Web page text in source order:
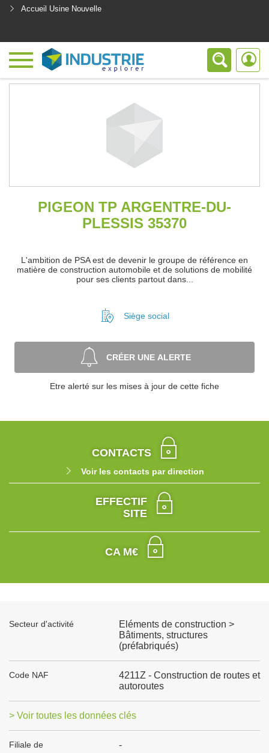
Accueil Usine Nouvelle
PIGEON TP ARGENTRE-DU-
PLESSIS 35370
L'ambition de PSA est de devenir le groupe de référence en
matière de construction automobile et de solutions de mobilité
pour ses clients partout dans...
Siège social
CRÉER UNE ALERTE
Etre alerté sur les mises à jour de cette fiche
CONTACTS
Voir les contacts par direction
EFFECTIF
SITE
CA M€
Secteur d'activité
Eléments de construction >
Bâtiments, structures
(préfabriqués)
Code NAF
4211Z - Construction de routes et
autoroutes
> Voir toutes les données clés
Filiale de -